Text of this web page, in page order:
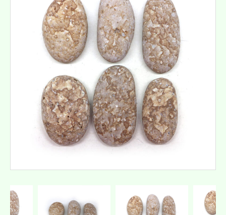
配送・決済方法
お問い合せ